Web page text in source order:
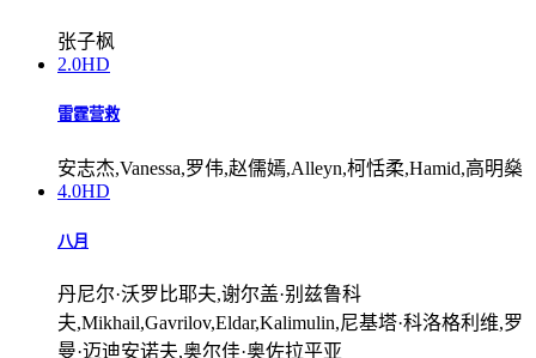
张子枫
2.0HD
雷霆营救
安志杰,Vanessa,罗伟,赵儒嫣,Alleyn,柯恬柔,Hamid,高明燊
4.0HD
八月
丹尼尔·沃罗比耶夫,谢尔盖·别兹鲁科
夫,Mikhail,Gavrilov,Eldar,Kalimulin,尼基塔·科洛格利维,罗
曼·迈迪安诺夫,奥尔佳·奥佐拉平亚